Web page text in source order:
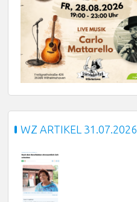
WZ ARTIKEL 31.07.2026